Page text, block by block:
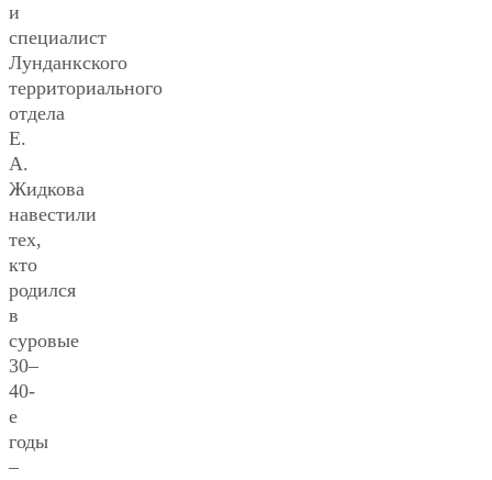
и
специалист
Лунданкского
территориального
отдела
Е.
А.
Жидкова
навестили
тех,
кто
родился
в
суровые
30–
40-
е
годы
–